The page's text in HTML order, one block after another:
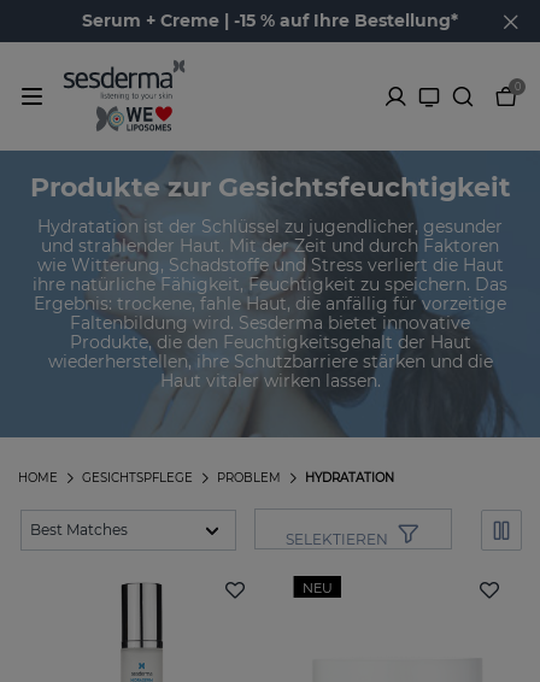
Serum + Creme | -15 % auf Ihre Bestellung*
0
Produkte zur Gesichtsfeuchtigkeit
Hydratation ist der Schlüssel zu jugendlicher, gesunder
und strahlender Haut. Mit der Zeit und durch Faktoren
wie Witterung, Schadstoffe und Stress verliert die Haut
ihre natürliche Fähigkeit, Feuchtigkeit zu speichern. Das
Ergebnis: trockene, fahle Haut, die anfällig für vorzeitige
Faltenbildung wird. Sesderma bietet innovative
Produkte, die den Feuchtigkeitsgehalt der Haut
wiederherstellen, ihre Schutzbarriere stärken und die
Haut vitaler wirken lassen.
HYDRATATION
PROBLEM
GESICHTSPFLEGE
HOME
SELEKTIEREN
NEU